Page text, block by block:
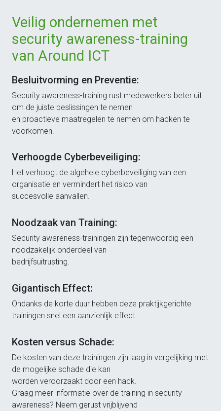
Veilig ondernemen met
security awareness-training
van Around ICT
Besluitvorming en Preventie:
Security awareness-training rust medewerkers beter uit
om de juiste beslissingen te nemen
en proactieve maatregelen te nemen om hacken te
voorkomen.
Verhoogde Cyberbeveiliging:
Het verhoogt de algehele cyberbeveiliging van een
organisatie en vermindert het risico van
succesvolle aanvallen.
Noodzaak van Training:
Security awareness-trainingen zijn tegenwoordig een
noodzakelijk onderdeel van
bedrijfsuitrusting.
Gigantisch Effect:
Ondanks de korte duur hebben deze praktijkgerichte
trainingen snel een aanzienlijk effect.
Kosten versus Schade:
De kosten van deze trainingen zijn laag in vergelijking met
de mogelijke schade die kan
worden veroorzaakt door een hack.
Graag meer informatie over de training in security
awareness? Neem gerust vrijblijvend